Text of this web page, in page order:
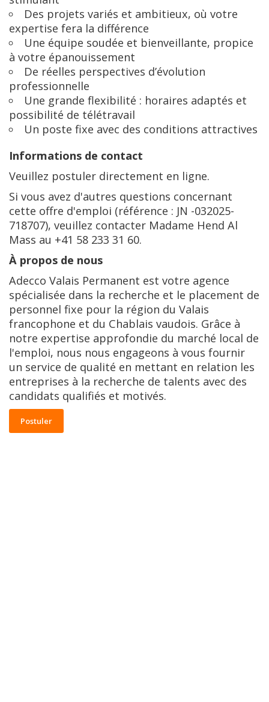
Des projets variés et ambitieux, où votre
expertise fera la différence
Une équipe soudée et bienveillante, propice
à votre épanouissement
De réelles perspectives d’évolution
professionnelle
Une grande flexibilité : horaires adaptés et
possibilité de télétravail
Un poste fixe avec des conditions attractives
Informations de contact
Veuillez postuler directement en ligne.
Si vous avez d'autres questions concernant
cette offre d'emploi (référence : JN -032025-
718707), veuillez contacter Madame Hend Al
Mass au +41 58 233 31 60.
À propos de nous
Adecco Valais Permanent est votre agence
spécialisée dans la recherche et le placement de
personnel fixe pour la région du Valais
francophone et du Chablais vaudois. Grâce à
notre expertise approfondie du marché local de
l'emploi, nous nous engageons à vous fournir
un service de qualité en mettant en relation les
entreprises à la recherche de talents avec des
candidats qualifiés et motivés.
Postuler